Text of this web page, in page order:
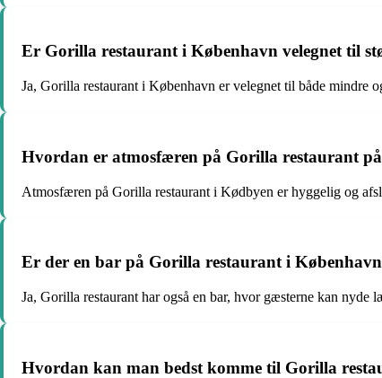
Er Gorilla restaurant i København velegnet til
Ja, Gorilla restaurant i København er velegnet til både mindre
Hvordan er atmosfæren på Gorilla restaurant
Atmosfæren på Gorilla restaurant i Kødbyen er hyggelig og
Er der en bar på Gorilla restaurant i
Ja, Gorilla restaurant har også en bar, hvor gæsterne kan
Hvordan kan man bedst komme til Gorilla